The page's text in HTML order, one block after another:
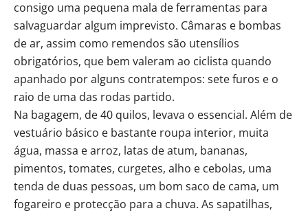
consigo uma pequena mala de ferramentas para
salvaguardar algum imprevisto. Câmaras e bombas
de ar, assim como remendos são utensílios
obrigatórios, que bem valeram ao ciclista quando
apanhado por alguns contratempos: sete furos e o
raio de uma das rodas partido.
Na bagagem, de 40 quilos, levava o essencial. Além de
vestuário básico e bastante roupa interior, muita
água, massa e arroz, latas de atum, bananas,
pimentos, tomates, curgetes, alho e cebolas, uma
tenda de duas pessoas, um bom saco de cama, um
fogareiro e protecção para a chuva. As sapatilhas,